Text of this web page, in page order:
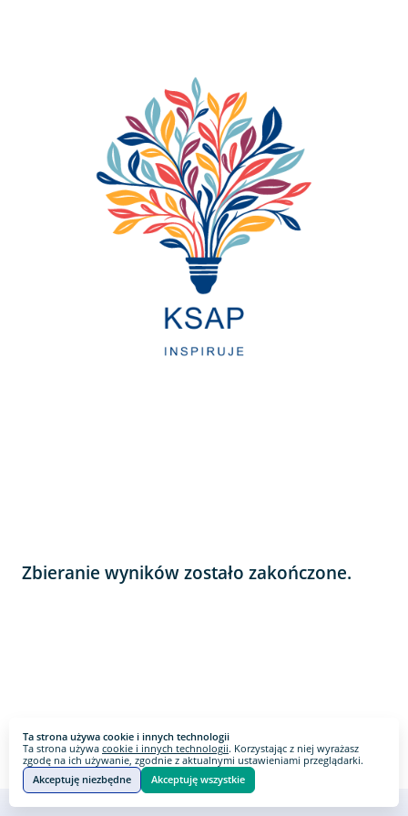
Ta strona używa cookie i innych technologii
Ta strona używa cookie i innych technologii. Korzystając z niej wyrażasz
zgodę na ich używanie, zgodnie z aktualnymi ustawieniami przeglądarki.
Akceptuję niezbędne
Akceptuję wszystkie
Zbieranie wyników zostało zakończone.